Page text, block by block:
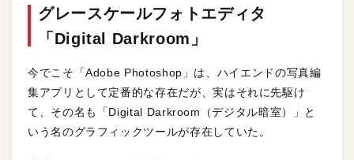
グレースケールフォトエディタ
「Digital Darkroom」
今でこそ「Adobe Photoshop」は、ハイエンドの写真編
集アプリとして定番的な存在だが、実はそれに先駆け
て、その名も「Digital Darkroom（デジタル暗室）」と
いう名のグラフィックツールが存在していた。